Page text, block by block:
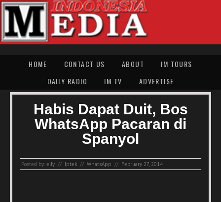
HOME CONTACT US ABOUT
IM TOURS
DAILY RADIO
IM TV ADVERTISE
Habis Dapat Duit, Bos
WhatsApp Pacaran di
Spanyol
Posted by: elly // Iptek // WhatsApp // February 27, 2014